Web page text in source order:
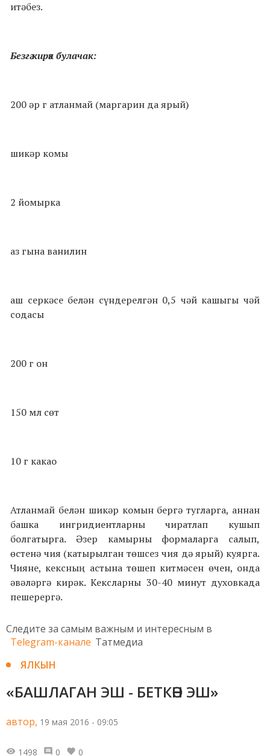
итәбез.
Безгә кирәк булачак:
200 әр г атланмай (маргарин да ярый)
шикәр комы
2 йомырка
аз гына ванилин
аш серкәсе белән сүндерелгән 0,5 чәй кашыгы чәй
содасы
200 г он
150 мл сөт
10 г какао
Атланмай белән шикәр комын бергә тугларга, аннан
башка ингридиентларны чиратлап кушып
болгатырга. Әзер камырны формаларга салып,
өстенә чия (катырылган төшсез чия дә ярый) куярга.
Чияне, кексның астына төшеп китмәсен өчен, онда
әвәләргә кирәк. Кексларны 30-40 минут духовкада
пешерергә.
Следите за самым важным и интересным в
Telegram-канале Татмедиа
ЯЛКЫН
«БАШЛАГАН ЭШ - БЕТКӘН ЭШ»
автор, 19 мая 2016 - 09:05
1498 0 0